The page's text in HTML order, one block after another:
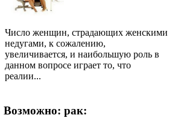
Число женщин, страдающих женскими
недугами, к сожалению,
увеличивается, и наибольшую роль в
данном вопросе играет то, что
реалии...
Возможно: рак: